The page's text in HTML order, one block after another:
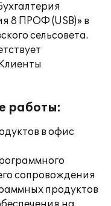
8 ПРОФ (USB)» в
сельсовета.
работы:
в офис
сопровождения
продуктов